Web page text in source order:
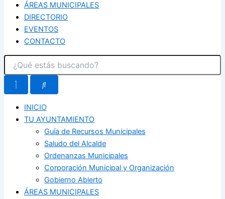
ÁREAS MUNICIPALES
DIRECTORIO
EVENTOS
CONTACTO
INICIO
TU AYUNTAMIENTO
Guía de Recursos Municipales
Saludo del Alcalde
Ordenanzas Municipales
Corporación Municipal y Organización
Gobierno Abierto
ÁREAS MUNICIPALES